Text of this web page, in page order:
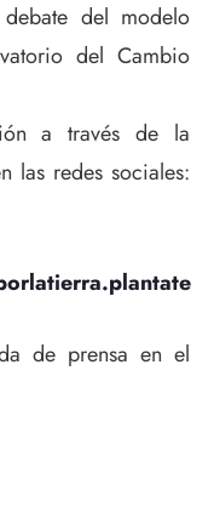
del modelo
del Cambio
a través de la
las redes sociales:
de prensa en el